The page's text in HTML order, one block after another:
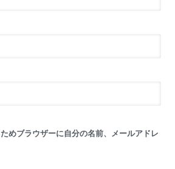
めブラウザーに自分の名前、メールアドレ